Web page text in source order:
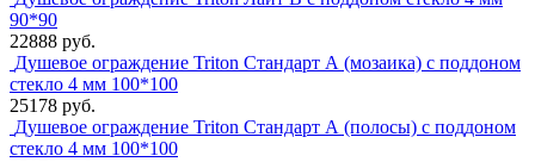
90*90
22888 руб.
Душевое ограждение Triton Стандарт А (мозаика) с поддоном
стекло 4 мм 100*100
25178 руб.
Душевое ограждение Triton Стандарт А (полосы) с поддоном
стекло 4 мм 100*100